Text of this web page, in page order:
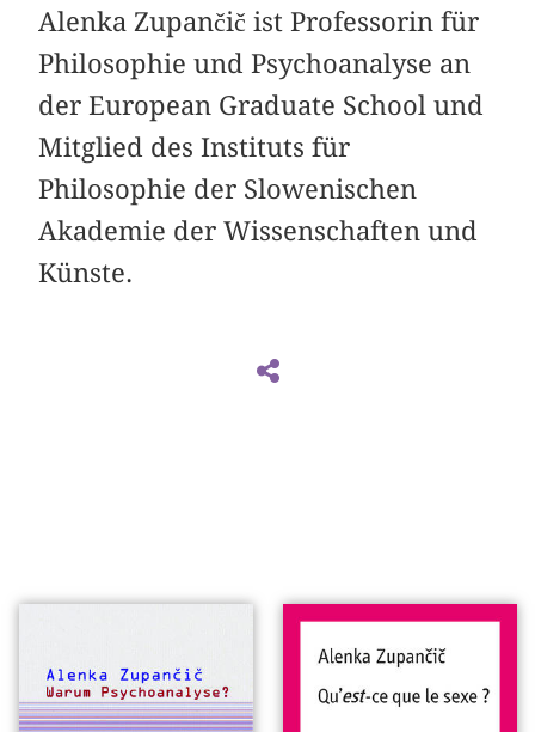
Alenka Zupančič ist Professorin für
Philosophie und Psychoanalyse an
der European Graduate School und
Mitglied des Instituts für
Philosophie der Slowenischen
Akademie der Wissenschaften und
Künste.